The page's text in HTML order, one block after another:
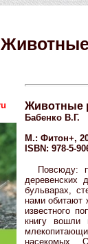
Животные
Бабенко В.Г.
М.: Фитон+,
ISBN: 978-5-
Повсюду:
деревенских
бульварах,
нами обитают
известного
книгу вошли
насекомых.